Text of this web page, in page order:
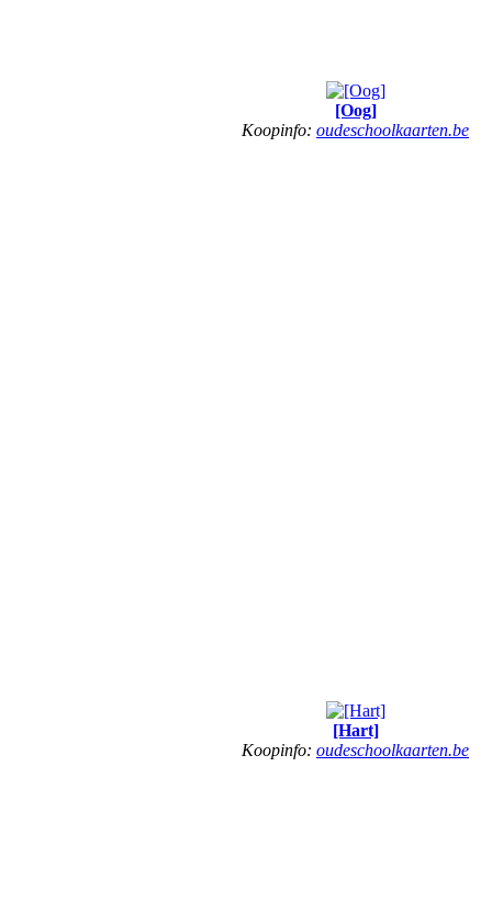
[Oog]
Koopinfo: oudeschoolkaarten.be
[Hart]
Koopinfo: oudeschoolkaarten.be